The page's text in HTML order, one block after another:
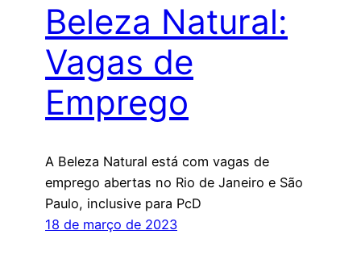
Beleza Natural:
Vagas de
Emprego
A Beleza Natural está com vagas de
emprego abertas no Rio de Janeiro e São
Paulo, inclusive para PcD
18 de março de 2023